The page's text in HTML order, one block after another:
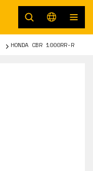
HONDA CBR 1000RR-R